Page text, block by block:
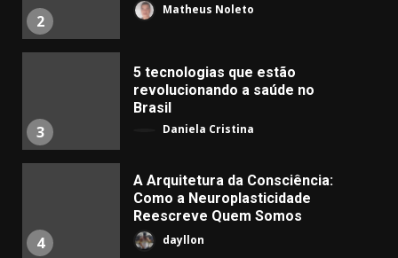
2
Matheus Noleto
3
5 tecnologias que estão
revolucionando a saúde no
Brasil
Daniela Cristina
4
A Arquitetura da Consciência:
Como a Neuroplasticidade
Reescreve Quem Somos
dayllon